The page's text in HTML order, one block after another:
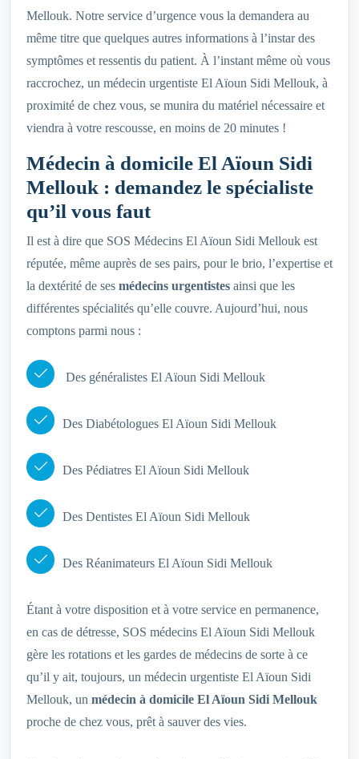
Mellouk. Notre service d’urgence vous la demandera au
même titre que quelques autres informations à l’instar des
symptômes et ressentis du patient. À l’instant même où vous
raccrochez, un médecin urgentiste El Aïoun Sidi Mellouk, à
proximité de chez vous, se munira du matériel nécessaire et
viendra à votre rescousse, en moins de 20 minutes !
Médecin à domicile El Aïoun Sidi
Mellouk : demandez le spécialiste
qu’il vous faut
Il est à dire que SOS Médecins El Aïoun Sidi Mellouk est
réputée, même auprès de ses pairs, pour le brio, l’expertise et
la dextérité de ses médecins urgentistes ainsi que les
différentes spécialités qu’elle couvre. Aujourd’hui, nous
comptons parmi nous :
Des généralistes El Aïoun Sidi Mellouk
Des Diabétologues El Aïoun Sidi Mellouk
Des Pédiatres El Aïoun Sidi Mellouk
Des Dentistes El Aïoun Sidi Mellouk
Des Réanimateurs El Aïoun Sidi Mellouk
Étant à votre disposition et à votre service en permanence,
en cas de détresse, SOS médecins El Aïoun Sidi Mellouk
gère les rotations et les gardes de médecins de sorte à ce
qu’il y ait, toujours, un médecin urgentiste El Aïoun Sidi
Mellouk, un médecin à domicile El Aïoun Sidi Mellouk
proche de chez vous, prêt à sauver des vies.